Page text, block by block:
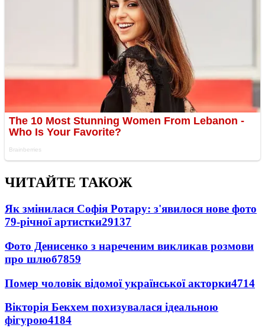
ЧИТАЙТЕ ТАКОЖ
Як змінилася Софія Ротару: з'явилося нове фото
79-річної артистки29137
Фото Денисенко з нареченим викликав розмови
про шлюб7859
Помер чоловік відомої української акторки4714
Вікторія Бекхем похизувалася ідеальною
фігурою4184